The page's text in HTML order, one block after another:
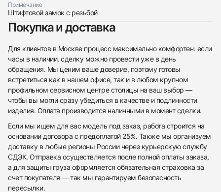
Примечание
Штифтовой замок с резьбой
Покупка и доставка
Для клиентов в Москве процесс максимально комфортен: если
часы в наличии, сделку можно провести уже в день
обращения. Мы ценим ваше доверие, поэтому готовы
встретиться как в нашем офисе, так и в любом крупном
профильном сервисном центре столицы на ваш выбор —
чтобы вы могли сразу убедиться в качестве и подлинности
изделия. Оплата производится наличными в момент сделки.
Если мы ищем для вас модель под заказ, работа строится на
основании договора с предоплатой 25%. Также мы организуем
доставку в любые регионы России через курьерскую службу
СДЭК. Отправка осуществляется после полной оплаты заказа,
а для защиты груза оформляется обязательная страховка за
счет покупателя — так мы гарантируем безопасность
пересылки.
Приложите фото ваших часов…
Отправить заявку